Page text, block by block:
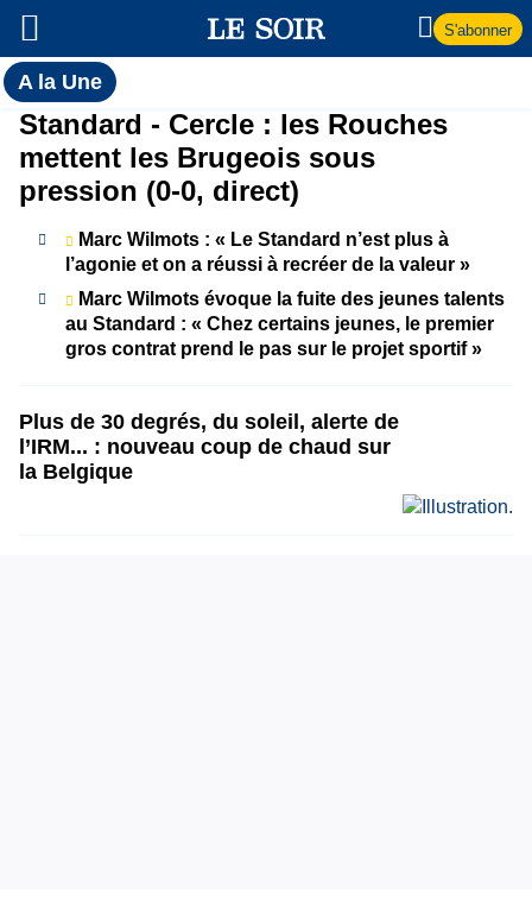
S'abonner
A la UneToutes
l'actualité
du Soir
A
la
Une
Standard - Cercle : les Rouches
mettent les Brugeois sous
pression (0-0, direct)
Marc Wilmots : « Le Standard n’est plus à
l’agonie et on a réussi à recréer de la valeur »
Marc Wilmots évoque la fuite des jeunes talents
au Standard : « Chez certains jeunes, le premier
gros contrat prend le pas sur le projet sportif »
Plus de 30 degrés, du soleil, alerte de
l’IRM... : nouveau coup de chaud sur
la Belgique